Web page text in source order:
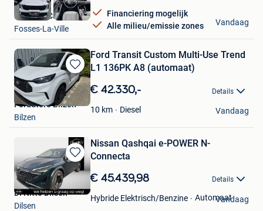
Financiering mogelijk
Alle milieu/emissie zones
My Style Car
Fosses-La-Ville
Vandaag
Bewaren
in
Mijn
Favorieten
Ford Transit Custom Multi-Use Trend
L1 136PK A8 (automaat)
€ 42.330,- Details
10 km Diesel
FordStore Bilzen
Bilzen
Vandaag
Bewaren
in
Mijn
Favorieten
Nissan Qashqai e-POWER N-
Connecta
€ 45.439,98 Details
Hybride Elektrisch/Benzine Automaat
Di Nitto Dilsen
Dilsen
Vandaag